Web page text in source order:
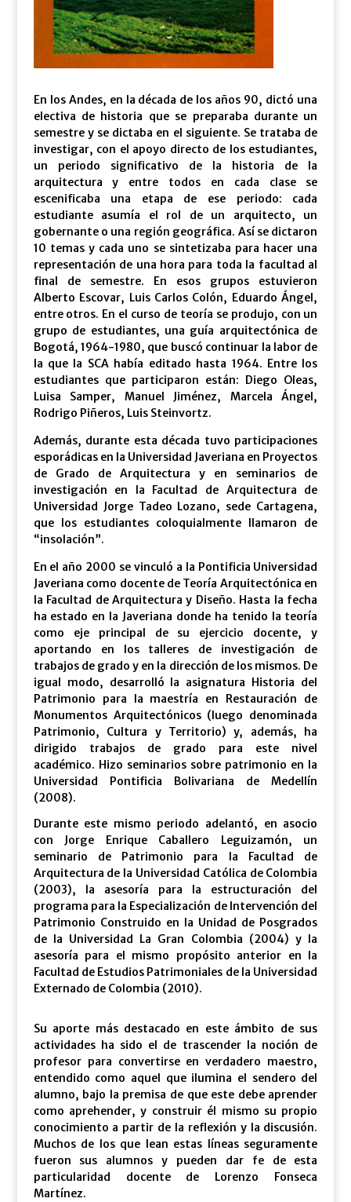
En los Andes, en la década de los años 90, dictó una
electiva de historia que se preparaba durante un
semestre y se dictaba en el siguiente. Se trataba de
investigar, con el apoyo directo de los estudiantes,
un periodo significativo de la historia de la
arquitectura y entre todos en cada clase se
escenificaba una etapa de ese periodo: cada
estudiante asumía el rol de un arquitecto, un
gobernante o una región geográfica. Así se dictaron
10 temas y cada uno se sintetizaba para hacer una
representación de una hora para toda la facultad al
final de semestre. En esos grupos estuvieron
Alberto Escovar, Luis Carlos Colón, Eduardo Ángel,
entre otros. En el curso de teoría se produjo, con un
grupo de estudiantes, una guía arquitectónica de
Bogotá, 1964-1980, que buscó continuar la labor de
la que la SCA había editado hasta 1964. Entre los
estudiantes que participaron están: Diego Oleas,
Luisa Samper, Manuel Jiménez, Marcela Ángel,
Rodrigo Piñeros, Luis Steinvortz.
Además, durante esta década tuvo participaciones
esporádicas en la Universidad Javeriana en Proyectos
de Grado de Arquitectura y en seminarios de
investigación en la Facultad de Arquitectura de
Universidad Jorge Tadeo Lozano, sede Cartagena,
que los estudiantes coloquialmente llamaron de
“insolación”.
En el año 2000 se vinculó a la Pontificia Universidad
Javeriana como docente de Teoría Arquitectónica en
la Facultad de Arquitectura y Diseño. Hasta la fecha
ha estado en la Javeriana donde ha tenido la teoría
como eje principal de su ejercicio docente, y
aportando en los talleres de investigación de
trabajos de grado y en la dirección de los mismos. De
igual modo, desarrolló la asignatura Historia del
Patrimonio para la maestría en Restauración de
Monumentos Arquitectónicos (luego denominada
Patrimonio, Cultura y Territorio) y, además, ha
dirigido trabajos de grado para este nivel
académico. Hizo seminarios sobre patrimonio en la
Universidad Pontificia Bolivariana de Medellín
(2008).
Durante este mismo periodo adelantó, en asocio
con Jorge Enrique Caballero Leguizamón, un
seminario de Patrimonio para la Facultad de
Arquitectura de la Universidad Católica de Colombia
(2003), la asesoría para la estructuración del
programa para la Especialización de Intervención del
Patrimonio Construido en la Unidad de Posgrados
de la Universidad La Gran Colombia (2004) y la
asesoría para el mismo propósito anterior en la
Facultad de Estudios Patrimoniales de la Universidad
Externado de Colombia (2010).
Su aporte más destacado en este ámbito de sus
actividades ha sido el de trascender la noción de
profesor para convertirse en verdadero maestro,
entendido como aquel que ilumina el sendero del
alumno, bajo la premisa de que este debe aprender
como aprehender, y construir él mismo su propio
conocimiento a partir de la reflexión y la discusión.
Muchos de los que lean estas líneas seguramente
fueron sus alumnos y pueden dar fe de esta
particularidad docente de Lorenzo Fonseca
Martínez.